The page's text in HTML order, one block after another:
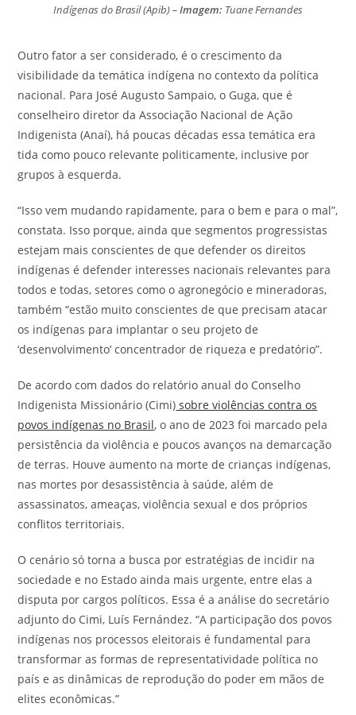
Indígenas do Brasil (Apib) –Imagem: Tuane Fernandes
Outro fator a ser considerado, é o crescimento da
visibilidade da temática indígena no contexto da política
nacional. Para José Augusto Sampaio, o Guga, que é
conselheiro diretor da Associação Nacional de Ação
Indigenista (Anaí), há poucas décadas essa temática era
tida como pouco relevante politicamente, inclusive por
grupos à esquerda.
“Isso vem mudando rapidamente, para o bem e para o mal”,
constata. Isso porque, ainda que segmentos progressistas
estejam mais conscientes de que defender os direitos
indígenas é defender interesses nacionais relevantes para
todos e todas, setores como o agronegócio e mineradoras,
também “estão muito conscientes de que precisam atacar
os indígenas para implantar o seu projeto de
‘desenvolvimento’ concentrador de riqueza e predatório”.
De acordo com dados do relatório anual do Conselho
Indigenista Missionário (Cimi) sobre violências contra os
povos indígenas no Brasil, o ano de 2023 foi marcado pela
persistência da violência e poucos avanços na demarcação
de terras. Houve aumento na morte de crianças indígenas,
nas mortes por desassistência à saúde, além de
assassinatos, ameaças, violência sexual e dos próprios
conflitos territoriais.
O cenário só torna a busca por estratégias de incidir na
sociedade e no Estado ainda mais urgente, entre elas a
disputa por cargos políticos. Essa é a análise do secretário
adjunto do Cimi, Luís Fernández. “A participação dos povos
indígenas nos processos eleitorais é fundamental para
transformar as formas de representatividade política no
país e as dinâmicas de reprodução do poder em mãos de
elites econômicas.”